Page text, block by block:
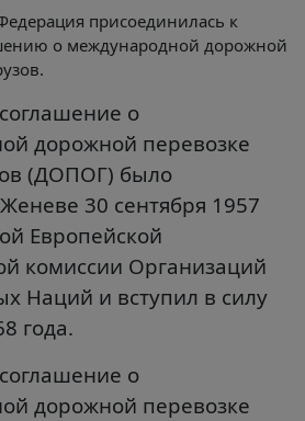
присоединилась к
о международной дорожной
о
дорожной перевозке
(ДОПОГ) было
30 сентября 1957
Европейской
комиссии Организаций
Наций и вступил в силу
года.
о
дорожной перевозке